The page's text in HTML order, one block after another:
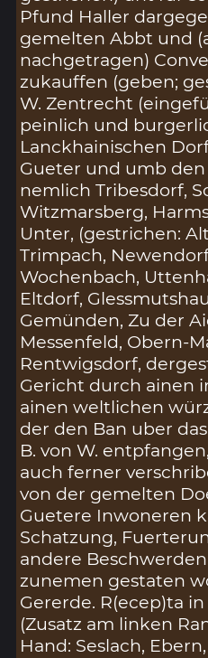
Pfund Haller
gemelten Abbt und
nachgetragen)
zukauffen (geben;
W. Zentrecht
peinlich und
Lanckhainischen
Gueter und umb
nemlich Tribesdorf,
Witzmarsberg,
Unter, (gestrichen:
Trimpach,
Wochenbach,
Eltdorf,
Gemünden, Zu der
Messenfeld, Obern-
Rentwigsdorf,
Gericht durch ainen
ainen weltlichen
der den Ban uber
B. von W.
auch ferner
von der gemelten
Guetere Inwoneren
Schatzung,
andere
zunemen gestaten
Gererde. R(ecep)ta
(Zusatz am linken
Hand: Seslach,